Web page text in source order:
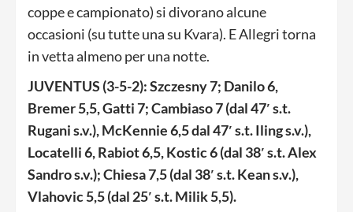
coppe e campionato) si divorano alcune
occasioni (su tutte una su Kvara). E Allegri torna
in vetta almeno per una notte.
JUVENTUS (3-5-2): Szczesny 7; Danilo 6,
Bremer 5,5, Gatti 7; Cambiaso 7 (dal 47′ s.t.
Rugani s.v.), McKennie 6,5 dal 47′ s.t. Iling s.v.),
Locatelli 6, Rabiot 6,5, Kostic 6 (dal 38′ s.t. Alex
Sandro s.v.); Chiesa 7,5 (dal 38′ s.t. Kean s.v.),
Vlahovic 5,5 (dal 25′ s.t. Milik 5,5).